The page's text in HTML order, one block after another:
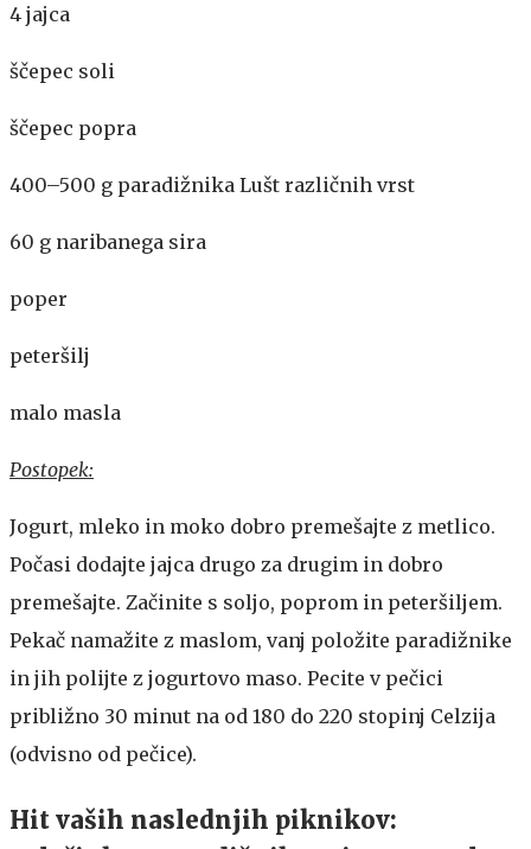
4 jajca
ščepec soli
ščepec popra
400–500 g paradižnika Lušt različnih vrst
60 g naribanega sira
poper
peteršilj
malo masla
Postopek:
Jogurt, mleko in moko dobro premešajte z metlico.
Počasi dodajte jajca drugo za drugim in dobro
premešajte. Začinite s soljo, poprom in peteršiljem.
Pekač namažite z maslom, vanj položite paradižnike
in jih polijte z jogurtovo maso. Pecite v pečici
približno 30 minut na od 180 do 220 stopinj Celzija
(odvisno od pečice).
Hit vaših naslednjih piknikov: